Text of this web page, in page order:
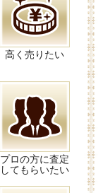
高く売りたい
プロの方に査定
してもらいたい